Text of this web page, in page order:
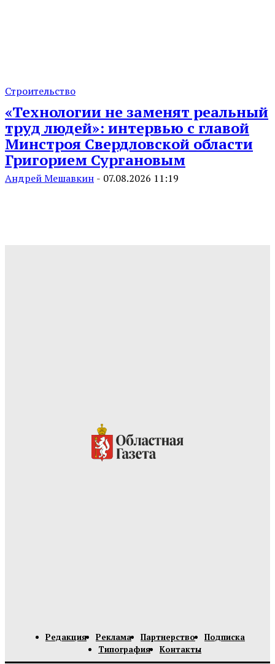
Строительство
«Технологии не заменят реальный
труд людей»: интервью с главой
Минстроя Свердловской области
Григорием Сургановым
Андрей Мешавкин - 07.08.2026 11:19
Редакция Реклама Партнерство
Подписка
Типография
Контакты